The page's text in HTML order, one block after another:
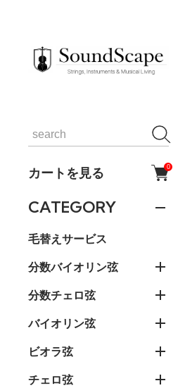
カートを見る 0
CATEGORY
毛替えサービス
分数バイオリン弦
分数チェロ弦
バイオリン弦
ビオラ弦
チェロ弦